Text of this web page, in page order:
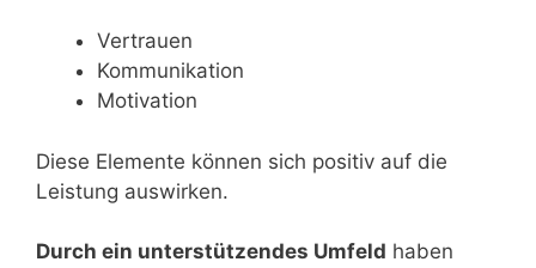
Vertrauen
Kommunikation
Motivation
Diese Elemente können sich positiv auf die
Leistung auswirken.
Durch ein unterstützendes Umfeld haben